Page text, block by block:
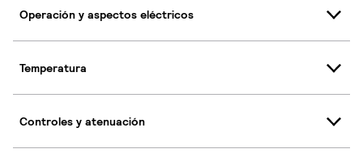
Operación y aspectos eléctricos
Temperatura
Controles y atenuación